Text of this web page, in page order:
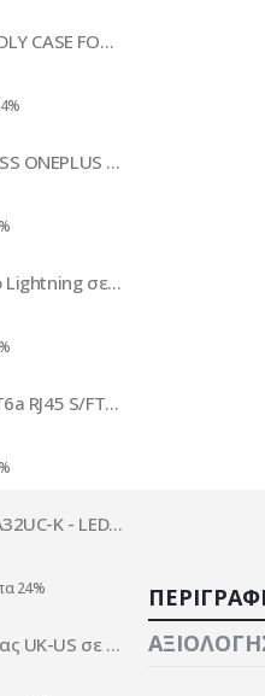
KSIX ECO FRIENDLY CASE FOR AIRPODS 1 / 2 yellow
TEMPERED GLASS ONEPLUS 7T
LDNIO καλώδιο Lightning σε USB-C LC631I, 30W PD, 1m, πράσινο
Patchkabel CAT6a RJ45 S/FTP 3,0m PIMF, Halogenfrei (LSZH), GHMT
ASUS ProArt PA32UC-K - LED-Monitor
24%
ΟΕΜ Αντάπτορας UK-US σε EU Schuko DT 220V Universal, Λευκό – 17107